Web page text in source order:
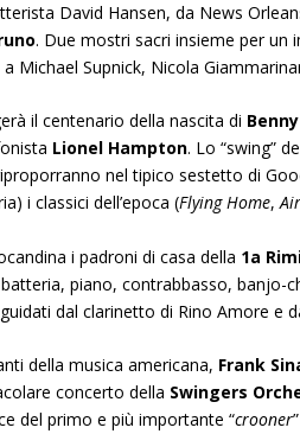
David Hansen, da News
. Due mostri sacri insieme per un
a Michael Supnick, Nicola
il centenario della nascita di
Lionel Hampton. Lo “swing”
nel tipico sestetto di
i classici dell’epoca (Flying Home,
i padroni di casa della 1a
piano, contrabbasso, banjo-
dal clarinetto di Rino Amore e
della musica americana, Frank
concerto della Swingers
del primo e più importante “crooner